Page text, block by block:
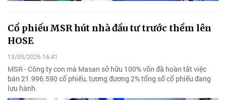
Cổ phiếu MSR hút nhà đầu tư trước thềm lên
HOSE
13/05/2026 16:41
MSR - Công ty con mà Masan sở hữu 100% vốn đã hoàn tất việc
bán 21.996.590 cổ phiếu, tương đương 2% tổng số cổ phiếu đang
lưu hành.